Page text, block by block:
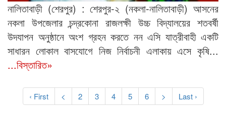
নালিতাবাড়ী (শেরপুর) : শেরপুর-২ (নকলা-নালিতাবাড়ী) আসনের
নকলা উপজেলার চন্দ্রকোনা রাজলক্ষী উচ্চ বিদ্যালয়ের শতবর্ষী
উদযাপন অনুষ্ঠানে অংশ গ্রহন করতে নন এসি যাত্রীবাহী একটি
সাধারন লোকাল বাসযোগে নিজ নির্বাচনী এলাকায় এসে কৃষি...
...বিস্তারিত»
‹ First < 2 3 4 5 6 > Last ›